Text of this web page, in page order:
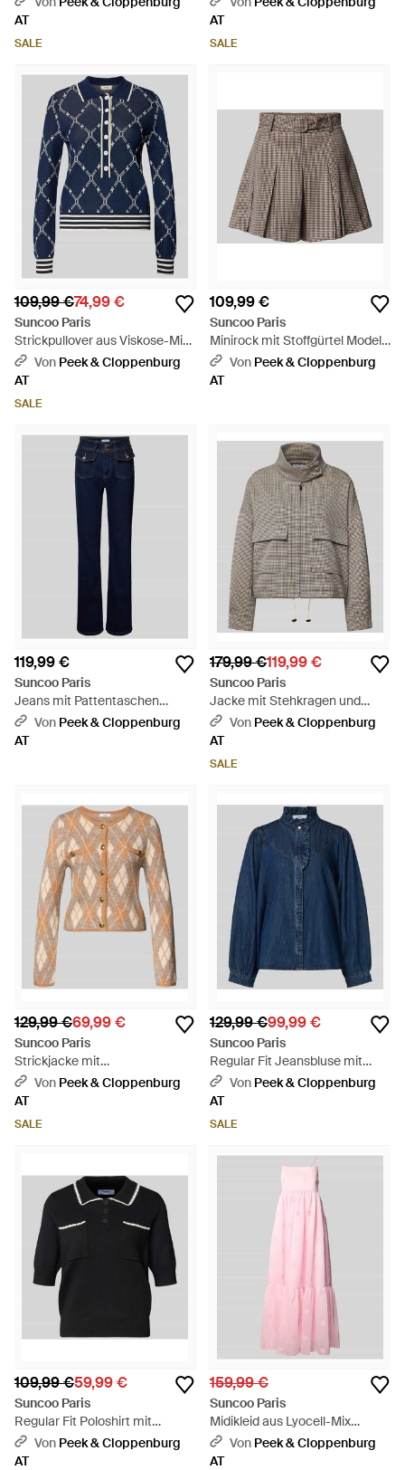
Natur
AT
SALE
AT
SALE
109,99 €74,99 €
Suncoo Paris
Strickpullover aus Viskose-Mix
mit Polokragen - Blau
Von Peek & Cloppenburg
AT
SALE
109,99 €
Suncoo Paris
Minirock mit Stoffgürtel Modell
'BEN' - Mehrfarbig
Von Peek & Cloppenburg
AT
119,99 €
Suncoo Paris
Jeans mit Pattentaschen
Modell 'RILEY' - Blau
Von Peek & Cloppenburg
AT
179,99 €119,99 €
Suncoo Paris
Jacke mit Stehkragen und
Pattentaschen Modell 'DARIO' -
Grau
Von Peek & Cloppenburg
AT
SALE
129,99 €69,99 €
Suncoo Paris
Strickjacke mit
Rundhalsausschnitt Modell
'GUILAIN' - Weiß
Von Peek & Cloppenburg
AT
SALE
129,99 €99,99 €
Suncoo Paris
Regular Fit Jeansbluse mit
Rüschen Modell 'LIVELY' - Blau
Von Peek & Cloppenburg
AT
SALE
109,99 €59,99 €
Suncoo Paris
Regular Fit Poloshirt mit
Brusttaschen Modell 'POLKA' -
Schwarz
Von Peek & Cloppenburg
AT
159,99 €
Suncoo Paris
Midikleid aus Lyocell-Mix
Modell 'Cherish' - Pink
Von Peek & Cloppenburg
AT